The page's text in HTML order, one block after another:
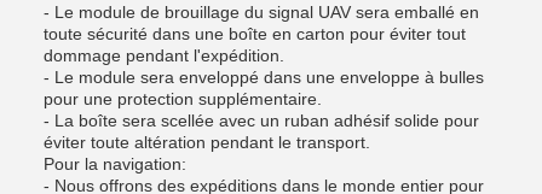
- Le module de brouillage du signal UAV sera emballé en
toute sécurité dans une boîte en carton pour éviter tout
dommage pendant l'expédition.
- Le module sera enveloppé dans une enveloppe à bulles
pour une protection supplémentaire.
- La boîte sera scellée avec un ruban adhésif solide pour
éviter toute altération pendant le transport.
Pour la navigation:
- Nous offrons des expéditions dans le monde entier pour